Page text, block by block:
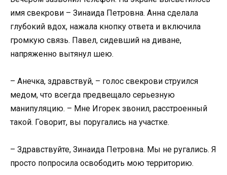
имя свекрови – Зинаида Петровна. Анна сделала
глубокий вдох, нажала кнопку ответа и включила
громкую связь. Павел, сидевший на диване,
напряженно вытянул шею.
– Анечка, здравствуй, – голос свекрови струился
медом, что всегда предвещало серьезную
манипуляцию. – Мне Игорек звонил, расстроенный
такой. Говорит, вы поругались на участке.
– Здравствуйте, Зинаида Петровна. Мы не ругались. Я
просто попросила освободить мою территорию.